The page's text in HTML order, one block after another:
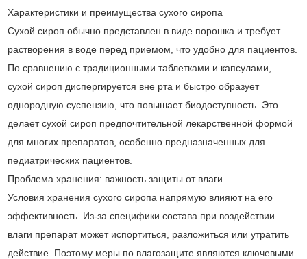
Характеристики и преимущества сухого сиропа
Сухой сироп обычно представлен в виде порошка и требует
растворения в воде перед приемом, что удобно для пациентов.
По сравнению с традиционными таблетками и капсулами,
сухой сироп диспергируется вне рта и быстро образует
однородную суспензию, что повышает биодоступность. Это
делает сухой сироп предпочтительной лекарственной формой
для многих препаратов, особенно предназначенных для
педиатрических пациентов.
Проблема хранения: важность защиты от влаги
Условия хранения сухого сиропа напрямую влияют на его
эффективность. Из-за специфики состава при воздействии
влаги препарат может испортиться, разложиться или утратить
действие. Поэтому меры по влагозащите являются ключевыми